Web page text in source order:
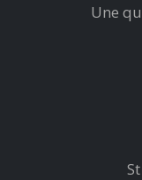
Une